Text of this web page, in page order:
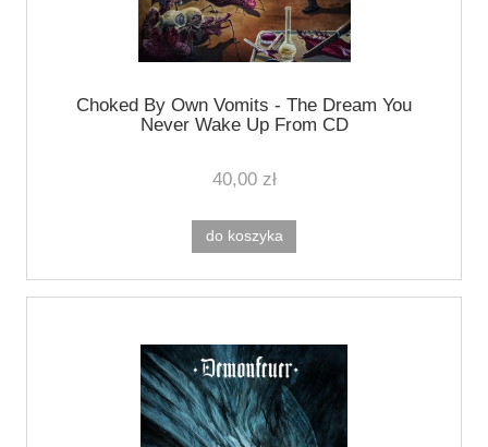
Choked By Own Vomits - The Dream You
Never Wake Up From CD
40,00 zł
do koszyka